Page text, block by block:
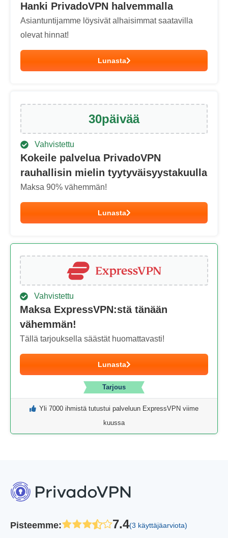
Hanki PrivadoVPN halvemmalla
Asiantuntijamme löysivät alhaisimmat saatavilla
olevat hinnat!
Lunasta
30päivää
Vahvistettu
Kokeile palvelua PrivadoVPN
rauhallisin mielin tyytyväisyystakuulla
Maksa 90% vähemmän!
Lunasta
Vahvistettu
Maksa ExpressVPN:stä tänään
vähemmän!
Tällä tarjouksella säästät huomattavasti!
Lunasta
Tarjous
Yli 7000 ihmistä tutustui palveluun ExpressVPN viime
kuussa
Pisteemme: 7.4(3 käyttäjäarviota)